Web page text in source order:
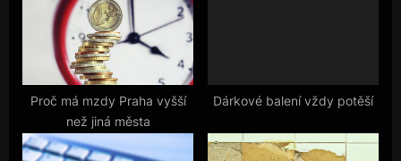
Proč má mzdy Praha vyšší
než jiná města
Dárkové balení vždy potěší